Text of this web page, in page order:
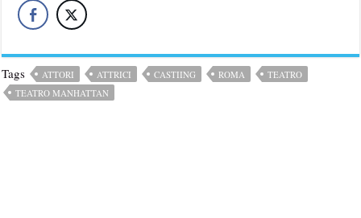
Tags ATTORI ATTRICI CASTIING ROMA
TEATRO
TEATRO MANHATTAN